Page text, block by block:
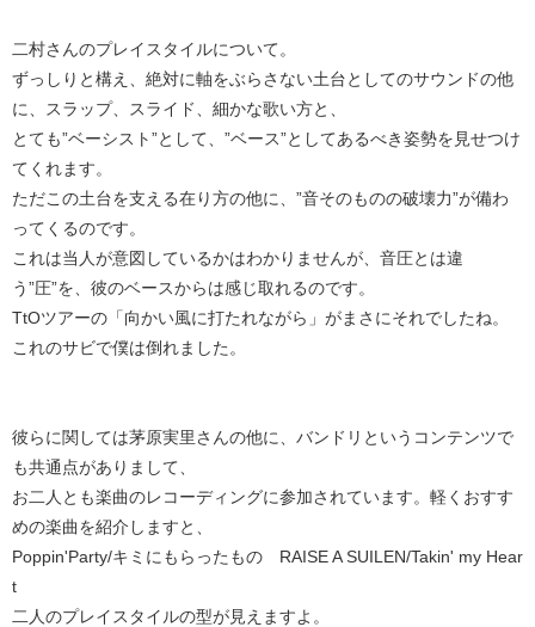
二村さんのプレイスタイルについて。
ずっしりと構え、絶対に軸をぶらさない土台としてのサウンドの他
に、スラップ、スライド、細かな歌い方と、
とても”ベーシスト”として、”ベース”としてあるべき姿勢を見せつけ
てくれます。
ただこの土台を支える在り方の他に、”音そのものの破壊力”が備わ
ってくるのです。
これは当人が意図しているかはわかりませんが、音圧とは違
う”圧”を、彼のベースからは感じ取れるのです。
TtOツアーの「向かい風に打たれながら」がまさにそれでしたね。
これのサビで僕は倒れました。
彼らに関しては茅原実里さんの他に、バンドリというコンテンツで
も共通点がありまして、
お二人とも楽曲のレコーディングに参加されています。軽くおすす
めの楽曲を紹介しますと、
Poppin'Party/キミにもらったもの RAISE A SUILEN/Takin' my Hear
t
二人のプレイスタイルの型が見えますよ。